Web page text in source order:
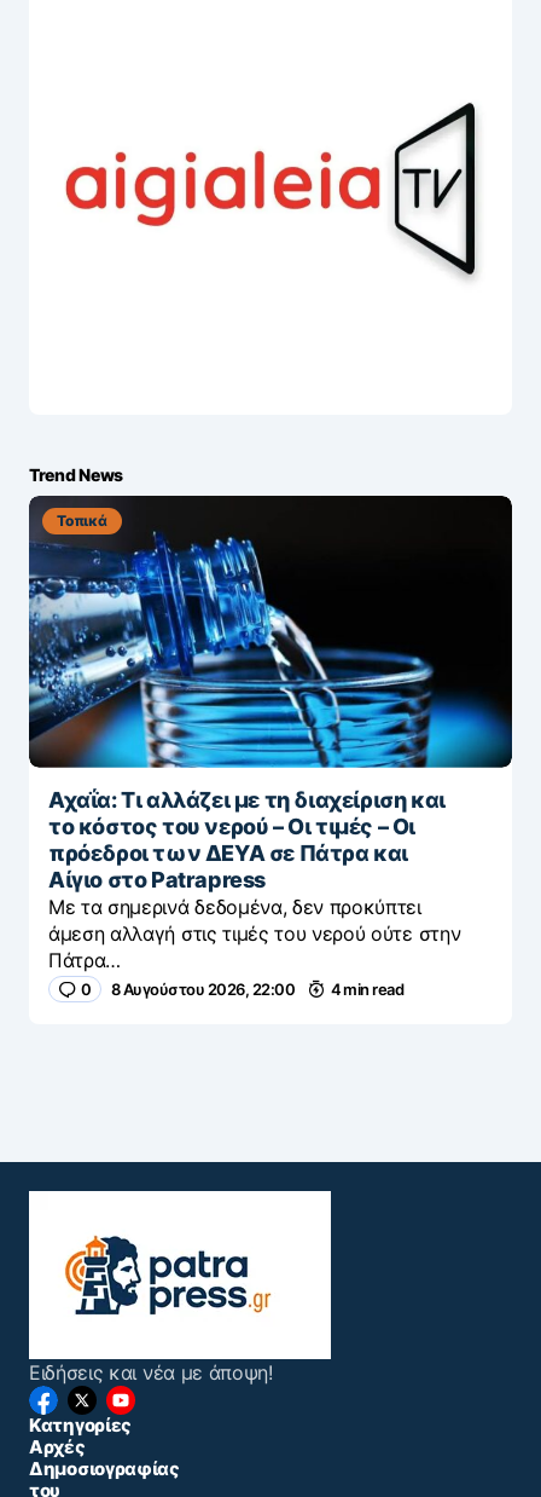
Trend News
Τοπικά
Αχαΐα: Τι αλλάζει με τη διαχείριση και
το κόστος του νερού – Οι τιμές – Οι
πρόεδροι των ΔΕΥΑ σε Πάτρα και
Αίγιο στο Patrapress
Με τα σημερινά δεδομένα, δεν προκύπτει
άμεση αλλαγή στις τιμές του νερού ούτε στην
Πάτρα…
0 8 Αυγούστου 2026, 22:00 4 min read
Ειδήσεις και νέα με άποψη!
Κατηγορίες
Αρχές
Δημοσιογραφίας
του